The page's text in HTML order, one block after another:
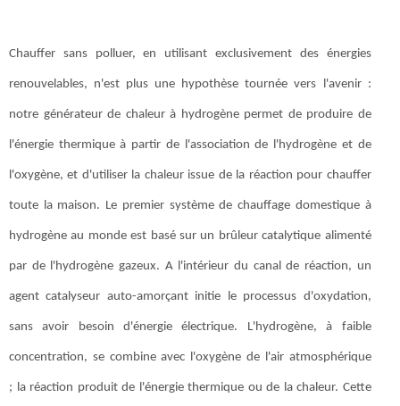
Chauffer sans polluer, en utilisant exclusivement des énergies
renouvelables, n'est plus une hypothèse tournée vers l'avenir :
notre générateur de chaleur à hydrogène permet de produire de
l'énergie thermique à partir de l'association de l'hydrogène et de
l'oxygène, et d'utiliser la chaleur issue de la réaction pour chauffer
toute la maison. Le premier système de chauffage domestique à
hydrogène au monde est basé sur un brûleur catalytique alimenté
par de l'hydrogène gazeux. A l'intérieur du canal de réaction, un
agent catalyseur auto-amorçant initie le processus d'oxydation,
sans avoir besoin d'énergie électrique. L'hydrogène, à faible
concentration, se combine avec l'oxygène de l'air atmosphérique
; la réaction produit de l'énergie thermique ou de la chaleur. Cette